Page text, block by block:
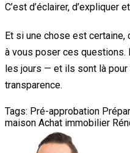
C’est d’éclairer, d’expliquer
Et si une chose est certaine,
à vous poser ces
les jours — et ils sont là pour
transparence.
Tags: Pré-approbation
maison Achat immobilier